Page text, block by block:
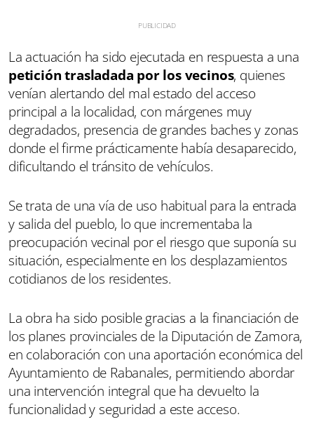
La actuación ha sido ejecutada en respuesta a una
petición trasladada por los vecinos, quienes
venían alertando del mal estado del acceso
principal a la localidad, con márgenes muy
degradados, presencia de grandes baches y zonas
donde el firme prácticamente había desaparecido,
dificultando el tránsito de vehículos.
Se trata de una vía de uso habitual para la entrada
y salida del pueblo, lo que incrementaba la
preocupación vecinal por el riesgo que suponía su
situación, especialmente en los desplazamientos
cotidianos de los residentes.
La obra ha sido posible gracias a la financiación de
los planes provinciales de la Diputación de Zamora,
en colaboración con una aportación económica del
Ayuntamiento de Rabanales, permitiendo abordar
una intervención integral que ha devuelto la
funcionalidad y seguridad a este acceso.